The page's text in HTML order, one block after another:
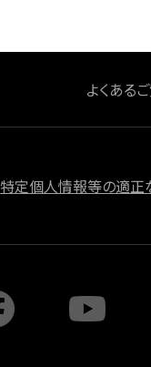
よくある
特定個人情報等の適正